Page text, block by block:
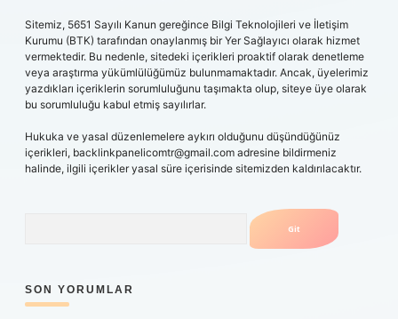
Sitemiz, 5651 Sayılı Kanun gereğince Bilgi Teknolojileri ve İletişim
Kurumu (BTK) tarafından onaylanmış bir Yer Sağlayıcı olarak hizmet
vermektedir. Bu nedenle, sitedeki içerikleri proaktif olarak denetleme
veya araştırma yükümlülüğümüz bulunmamaktadır. Ancak, üyelerimiz
yazdıkları içeriklerin sorumluluğunu taşımakta olup, siteye üye olarak
bu sorumluluğu kabul etmiş sayılırlar.
Hukuka ve yasal düzenlemelere aykırı olduğunu düşündüğünüz
içerikleri, backlinkpanelicomtr@gmail.com adresine bildirmeniz
halinde, ilgili içerikler yasal süre içerisinde sitemizden kaldırılacaktır.
SON YORUMLAR